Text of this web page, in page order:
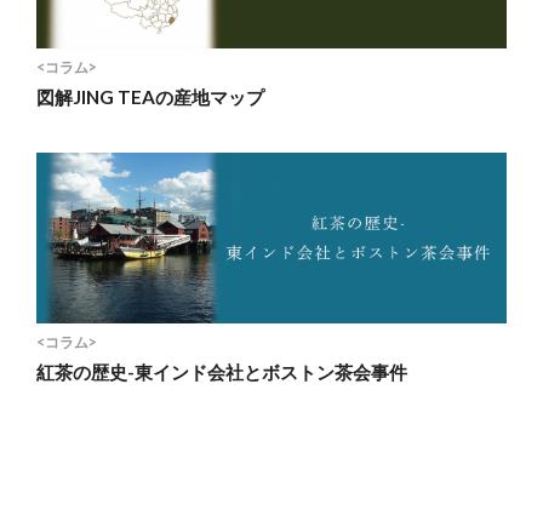
<コラム>
図解JING TEAの産地マップ
<コラム>
紅茶の歴史-東インド会社とボストン茶会事件